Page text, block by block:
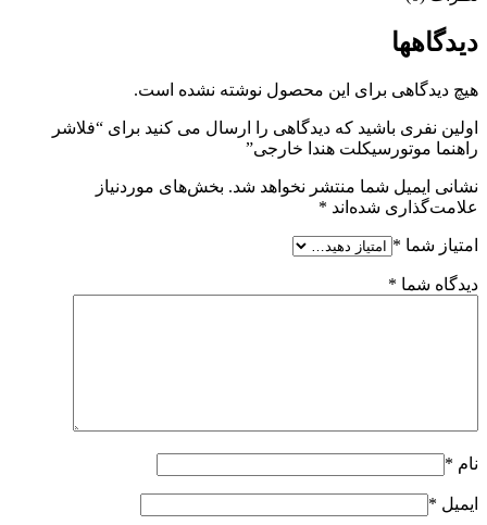
دیدگاهها
هیچ دیدگاهی برای این محصول نوشته نشده است.
اولین نفری باشید که دیدگاهی را ارسال می کنید برای “فلاشر
راهنما موتورسیکلت هندا خارجی”
نشانی ایمیل شما منتشر نخواهد شد. بخش‌های موردنیاز
علامت‌گذاری شده‌اند *
امتیاز شما *
دیدگاه شما *
نام *
ایمیل *